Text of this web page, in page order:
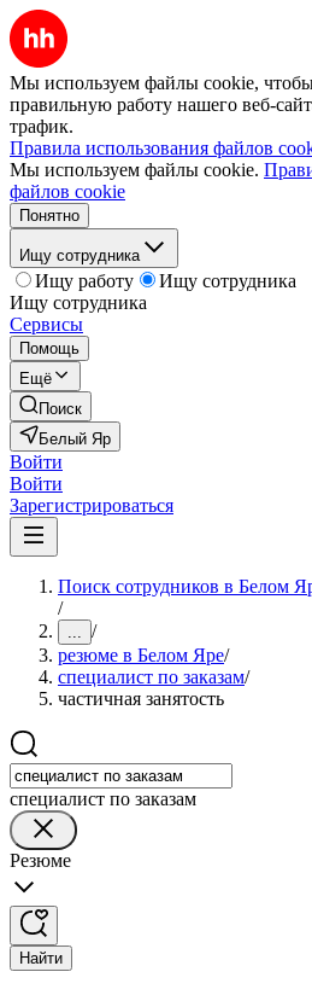
Мы используем файлы cookie, чтобы
правильную работу нашего веб-
трафик.
Правила использования файлов
Мы используем файлы cookie.
файлов cookie
Понятно
Ищу сотрудника
Ищу работу
Ищу сотрудника
Ищу сотрудника
Сервисы
Помощь
Ещё
Поиск
Белый Яр
Войти
Войти
Зарегистрироваться
Поиск сотрудников в Белом
/
... /
резюме в Белом Яре/
специалист по заказам/
частичная занятость
специалист по заказам
Резюме
Найти